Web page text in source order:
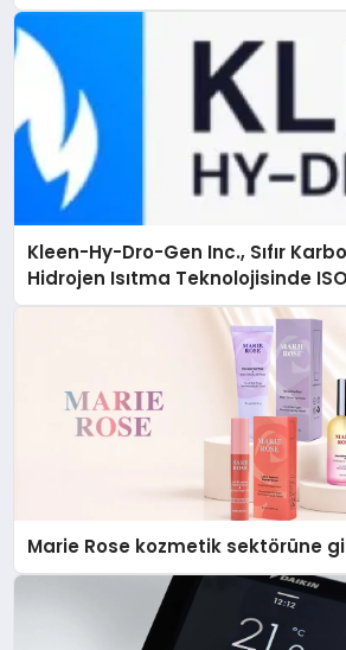
Kleen-Hy-Dro-Gen Inc., Sıfır
Hidrojen Isıtma Teknolojisinde
Düzenleyici Onaylarını Aldı
Marie Rose kozmetik sektörüne